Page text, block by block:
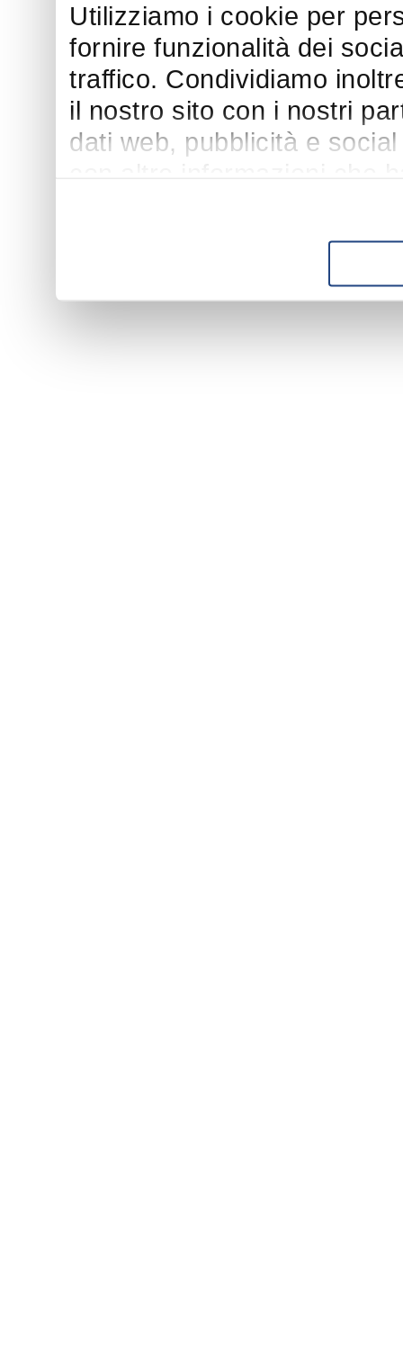
Utilizziamo i cookie per
fornire funzionalità dei
traffico. Condividiamo
il nostro sito con i nostri
dati web, pubblicità e